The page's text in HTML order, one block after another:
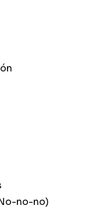
no-no)